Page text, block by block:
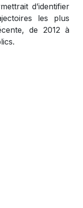
d’identifier
les plus
de 2012 à